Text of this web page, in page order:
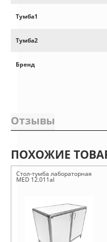
Тумба1
Тумба2
Бренд
Отзывы
ПОХОЖИЕ
Стол-тумба лабораторная
MED 12.011al